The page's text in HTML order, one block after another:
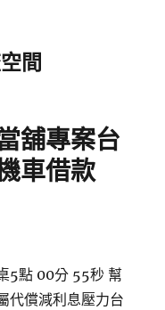
間
舖專案台
車借款
5點 00分 55秒 幫
代償減利息壓力台